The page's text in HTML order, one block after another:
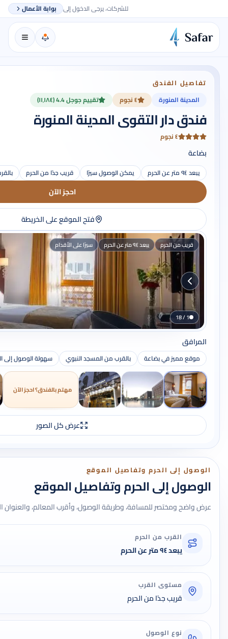
للشركات، يرجى الدخول إلى بوابة الأعمال
تفاصيل الفندق
المدينة المنورة
٤ نجوم تقييم جوجل 4.4 (١١٬١٨٤)
فندق دار التقوى المدينة المنورة
٤ نجوم
بضاعة
يبعد ٩٤ متر عن الحرم يمكن الوصول سيرًا قريب جدًا من الحرم
احجز الآن
فتح الموقع على الخريطة
قريب من الحرم يبعد ٩٤ متر عن الحرم سيرًا على الأقدام
1 / 18
المرافق
موقع مميز في بضاعة بالقرب من المسجد النبوي سهولة الوصول إلى
مهتم بالفندق؟ احجز الآن
عرض كل الصور
الوصول إلى الحرم وتفاصيل الموقع
الوصول إلى الحرم وتفاصيل الموقع
عرض واضح ومختصر للمسافة، وطريقة الوصول، وأقرب المعالم، والعنوان
القرب من الحرم
يبعد ٩٤ متر عن الحرم
مستوى القرب
قريب جدًا من الحرم
نوع الوصول